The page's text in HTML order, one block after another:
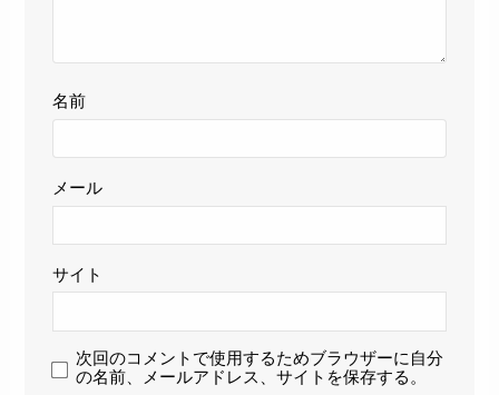
名前
メール
サイト
次回のコメントで使用するためブラウザーに自分
の名前、メールアドレス、サイトを保存する。